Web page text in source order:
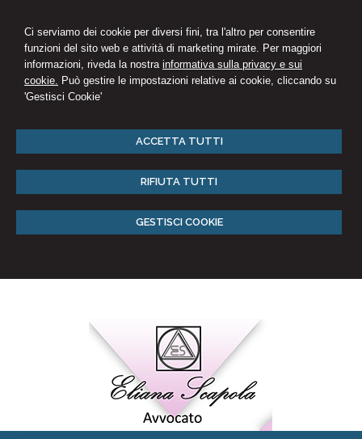
Ci serviamo dei cookie per diversi fini, tra l'altro per consentire
funzioni del sito web e attività di marketing mirate. Per maggiori
informazioni, riveda la nostra informativa sulla privacy e sui
cookie. Può gestire le impostazioni relative ai cookie, cliccando su
'Gestisci Cookie'
ACCETTA TUTTI
RIFIUTA TUTTI
GESTISCI COOKIE